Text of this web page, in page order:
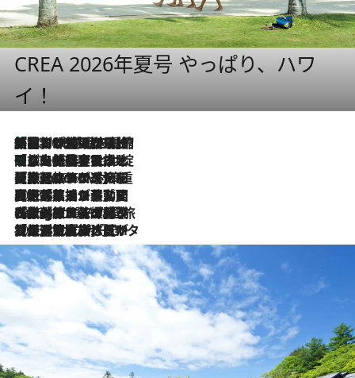
CREA 2026年夏号 やっぱり、ハワ
イ！
2026.8.6
「荷物が増えるほど旅ストレスは増す」美容ジャーナリストがたどり着いた最終結論。“化粧品を劇的に減らす”感動の凝縮美容とは
2026.8.6
「旅先には金髪ウィッグを持参」日本と同じメイクでは損してる!? 美容ジャーナリストが提案する“掟破りの旅美容”とは
2026.8.6
【厳選旅コスメ】「身軽さ＆UV対策重視！」ヘアアーティストshucoが選んだ夏旅ベストコスメを発表【Mサイズジップ】
2026.8.5
【厳選旅コスメ】国内をあちこち移動する河井菜摘が選んだ夏旅ベストコスメ発表！「リラックスアイテムはマスト」【Mサイズジップ】
2026.8.4
【厳選旅コスメ】「紫外線＆乾燥対策しながらメイク感も！」ヘア＆メイクGeorgeが選んだ夏旅ベストコスメを発表！【Mサイズジップ】
2026.8.3
【厳選旅コスメ】「保湿もタイパ重視！」“サウナ好き”タレント清水みさとが愛用する夏旅ベストコスメを発表！【Mサイズジップ】